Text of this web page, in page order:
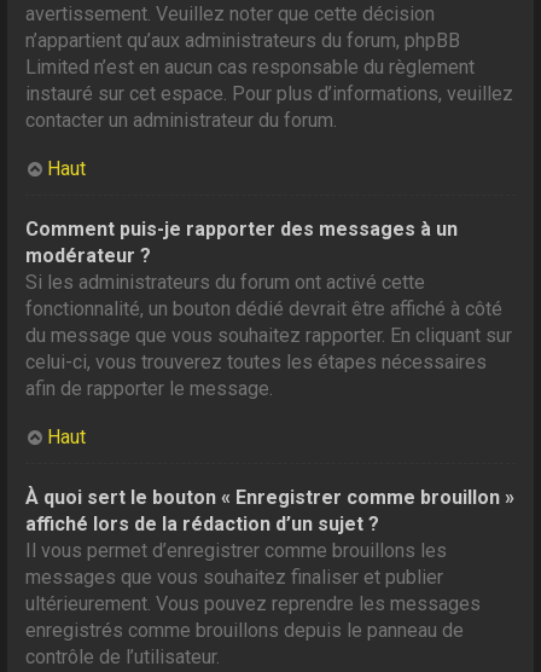
avertissement. Veuillez noter que cette décision
n’appartient qu’aux administrateurs du forum, phpBB
Limited n’est en aucun cas responsable du règlement
instauré sur cet espace. Pour plus d’informations, veuillez
contacter un administrateur du forum.
Haut
Comment puis-je rapporter des messages à un
modérateur ?
Si les administrateurs du forum ont activé cette
fonctionnalité, un bouton dédié devrait être affiché à côté
du message que vous souhaitez rapporter. En cliquant sur
celui-ci, vous trouverez toutes les étapes nécessaires
afin de rapporter le message.
Haut
À quoi sert le bouton « Enregistrer comme brouillon »
affiché lors de la rédaction d’un sujet ?
Il vous permet d’enregistrer comme brouillons les
messages que vous souhaitez finaliser et publier
ultérieurement. Vous pouvez reprendre les messages
enregistrés comme brouillons depuis le panneau de
contrôle de l’utilisateur.